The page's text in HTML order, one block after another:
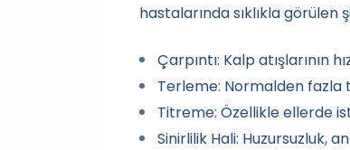
hastalarında sıklıkla görülen
Çarpıntı: Kalp atışlarının
Terleme: Normalden fazla
Titreme: Özellikle ellerde
Sinirlilik Hali: Huzursuzluk,